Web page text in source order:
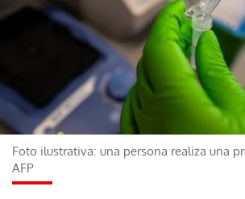
Foto ilustrativa: una persona realiza una
AFP